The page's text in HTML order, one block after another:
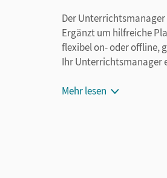
Der
Ergänzt um hilfreiche
flexibel on- oder offline,
Ihr Unterrichtsmanager
E-Book
Hörtexte mit
Mehr lesen